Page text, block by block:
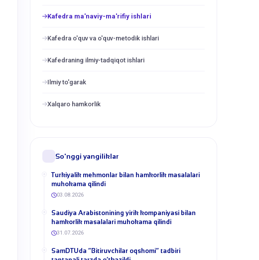
Kafedra ma'naviy-ma'rifiy ishlari
Kafedra o'quv va o'quv-metodik ishlari
Kafedraning ilmiy-tadqiqot ishlari
Ilmiy to'garak
Xalqaro hamkorlik
So'nggi yangiliklar
Turkiyalik mehmonlar bilan hamkorlik masalalari
muhokama qilindi
03.08.2026
​Saudiya Arabistonining yirik kompaniyasi bilan
hamkorlik masalalari muhokama qilindi
31.07.2026
​SamDTUda “Bitiruvchilar oqshomi” tadbiri